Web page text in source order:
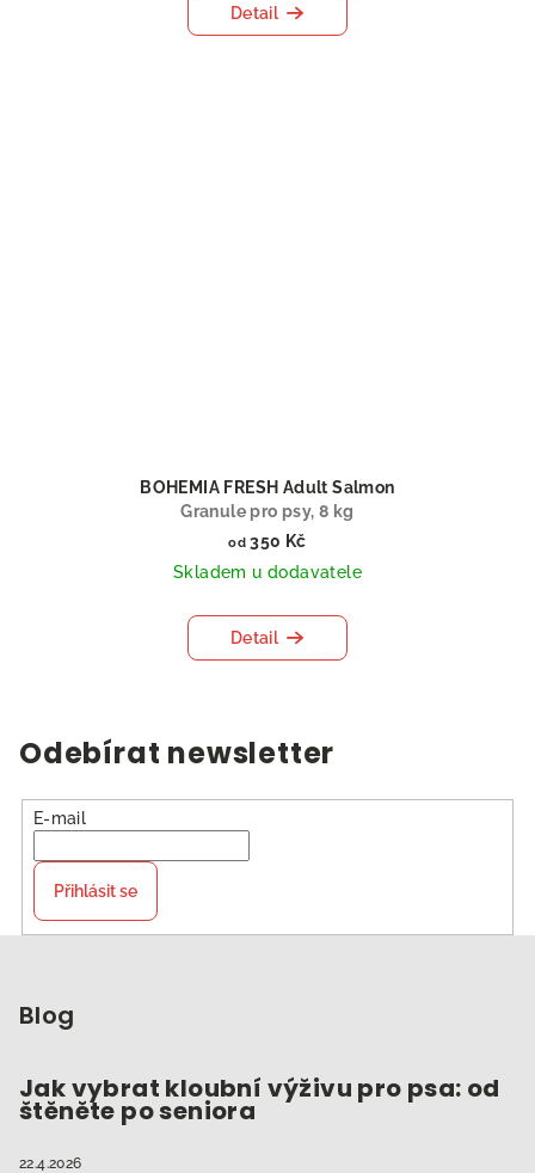
Detail
BOHEMIA FRESH Adult Salmon
Granule pro psy, 8 kg
od 350 Kč
Skladem u dodavatele
Detail
Odebírat newsletter
E-mail
Přihlásit se
Blog
Jak vybrat kloubní výživu pro psa: od
štěněte po seniora
22.4.2026